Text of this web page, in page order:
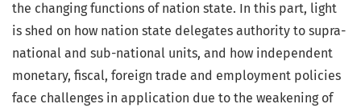
the changing functions of nation state. In this part, light
is shed on how nation state delegates authority to supra-
national and sub-national units, and how independent
monetary, fiscal, foreign trade and employment policies
face challenges in application due to the weakening of